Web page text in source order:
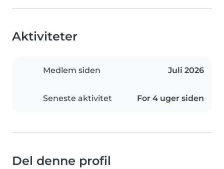
Aktiviteter
Medlem siden Juli 2026
Seneste aktivitet For 4 uger siden
Del denne profil